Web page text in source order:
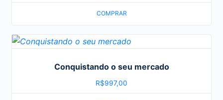
COMPRAR
Conquistando o seu mercado
R$997,00